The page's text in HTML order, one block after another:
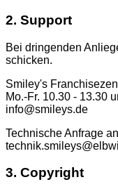
2. Support
Bei dringenden
schicken.
Smiley's
Mo.-Fr. 10.30 - 13.30
info@smileys.de
Technische Anfrage
3. Copyright